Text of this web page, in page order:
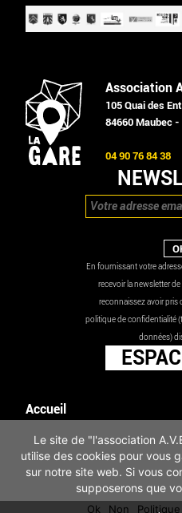
Association
105 Quai des
84660 Maubec -
04 90 76 84 38
En fournissant votre
recevoir la newsletter
reconnaissez avoir pris
politique de confidentialité
données)
Accueil
Les actualités
Mentions légales
Infos pratiques
Politique de confidentialité
Le site de "l'association
utilise des cookies pour vous
sur notre site web. Si vous
supposerons que
Ok Non